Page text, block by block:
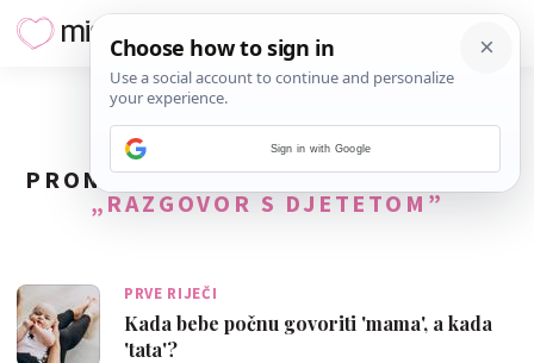
PRONAĐENO113REZULTATA ZA TAG
„RAZGOVOR S DJETETOM”
PRVE RIJEČI
Kada bebe počnu govoriti 'mama', a kada
'tata'?
Sign in with Google